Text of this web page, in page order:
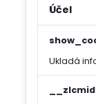
Účel
Ukladá
__zlcmid